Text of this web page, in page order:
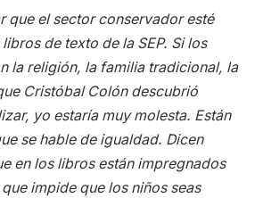
que el sector conservador esté
de texto de la SEP. Si los
la religión, la familia tradicional, la
Cristóbal Colón descubrió
yo estaría muy molesta. Están
se hable de igualdad. Dicen
en los libros están impregnados
impide que los niños seas